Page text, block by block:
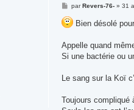
M
s
s
e
parRevers-76- »31
Bien désolé
Appelle quand
Si une bactérie ou
Le sang sur la Koï
Toujours compliqué